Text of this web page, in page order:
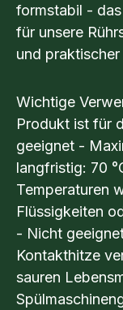
formstabil -
für unsere
und
Wichtige
Produkt ist für
geeignet -
langfristig: 70
Temperaturen
Flüssigkeiten
- Nicht
Kontakthitze
sauren